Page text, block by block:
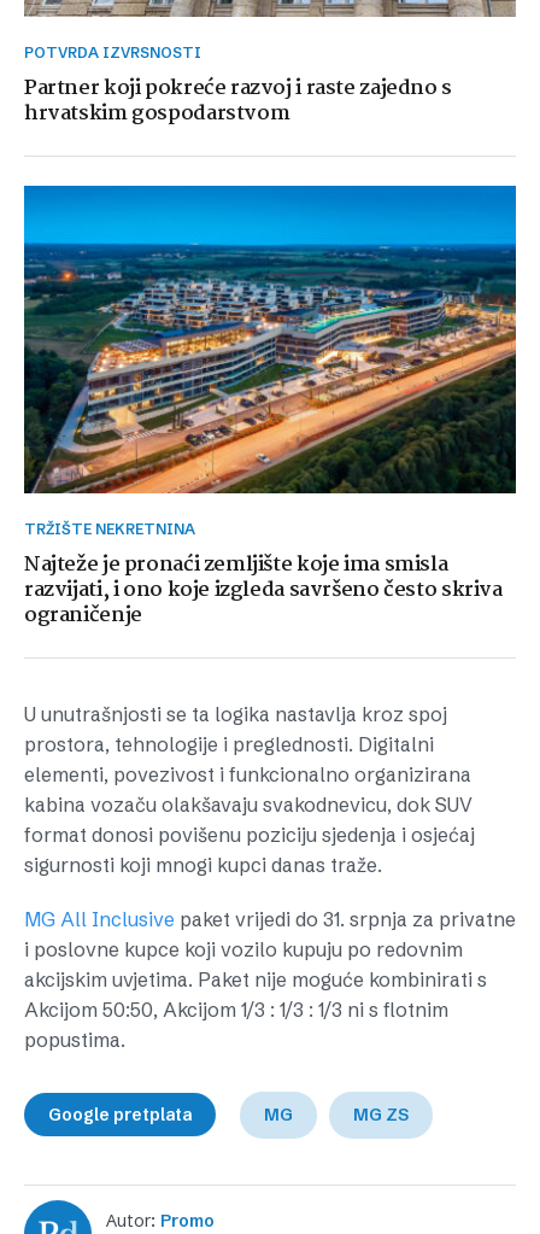
POTVRDA IZVRSNOSTI
Partner koji pokreće razvoj i raste zajedno s
hrvatskim gospodarstvom
TRŽIŠTE NEKRETNINA
Najteže je pronaći zemljište koje ima smisla
razvijati, i ono koje izgleda savršeno često skriva
ograničenje
U unutrašnjosti se ta logika nastavlja kroz spoj
prostora, tehnologije i preglednosti. Digitalni
elementi, povezivost i funkcionalno organizirana
kabina vozaču olakšavaju svakodnevicu, dok SUV
format donosi povišenu poziciju sjedenja i osjećaj
sigurnosti koji mnogi kupci danas traže.
MG All Inclusive paket vrijedi do 31. srpnja za privatne
i poslovne kupce koji vozilo kupuju po redovnim
akcijskim uvjetima. Paket nije moguće kombinirati s
Akcijom 50:50, Akcijom 1/3 : 1/3 : 1/3 ni s flotnim
popustima.
Google pretplata MG MG ZS
Autor: Promo